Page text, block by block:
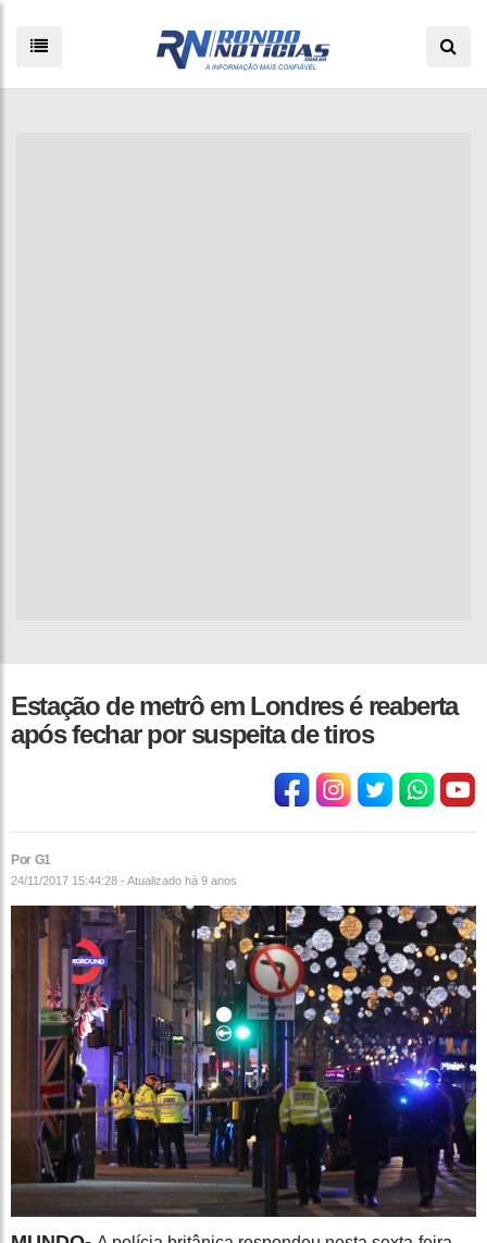
Estação de metrô em Londres é reaberta
após fechar por suspeita de tiros
Por G1
24/11/2017 15:44:28 - Atualizado há 9 anos